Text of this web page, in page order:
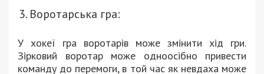
Воротарська гра:
У хокеї гра воротарів може змінити хід гри.
Зірковий воротар може одноосібно привести
команду до перемоги, в той час як невдаха може